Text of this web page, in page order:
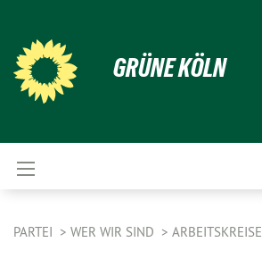
GRÜNE KÖLN
PARTEI WER WIR SIND ARBEITSKREISE